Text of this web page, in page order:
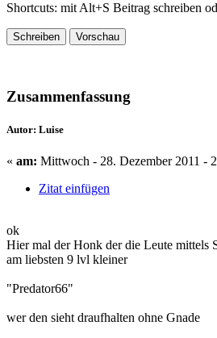
Shortcuts: mit Alt+S Beitrag schreiben
Zusammenfassung
Autor: Luise
« am: Mittwoch - 28. Dezember 2011 -
Zitat einfügen
ok
Hier mal der Honk der die Leute mittels
am liebsten 9 lvl kleiner
"Predator66"
wer den sieht draufhalten ohne Gnade